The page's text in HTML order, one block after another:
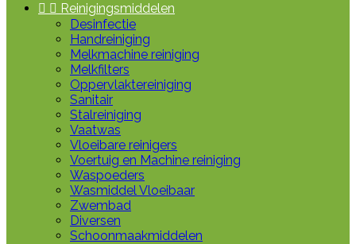
  Reinigingsmiddelen
Desinfectie
Handreiniging
Melkmachine reiniging
Melkfilters
Oppervlaktereiniging
Sanitair
Stalreiniging
Vaatwas
Vloeibare reinigers
Voertuig en Machine reiniging
Waspoeders
Wasmiddel Vloeibaar
Zwembad
Diversen
Schoonmaakmiddelen